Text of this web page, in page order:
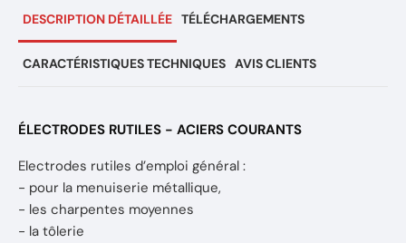
DESCRIPTION DÉTAILLÉE TÉLÉCHARGEMENTS
CARACTÉRISTIQUES TECHNIQUES AVIS CLIENTS
ÉLECTRODES RUTILES - ACIERS COURANTS
Electrodes rutiles d’emploi général :
- pour la menuiserie métallique,
- les charpentes moyennes
- la tôlerie